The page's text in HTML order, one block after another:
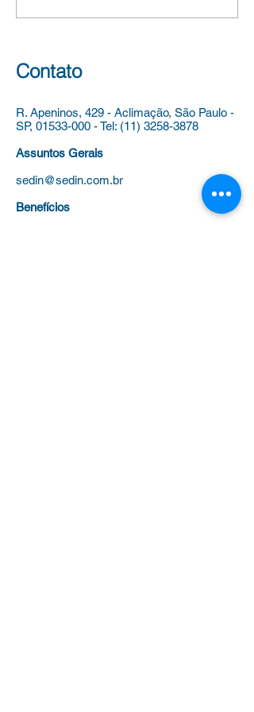
Educação Infantil – CEI Luis
Fernando Verissimo,
Regional de Educação
Capela do Socor
Contato
R. Apeninos, 429 - Aclimação, São Paulo -
SP, 01533-000 -Tel: (11) 3258-3878
Assuntos Gerais
sedin@sedin.com.br
Benefícios